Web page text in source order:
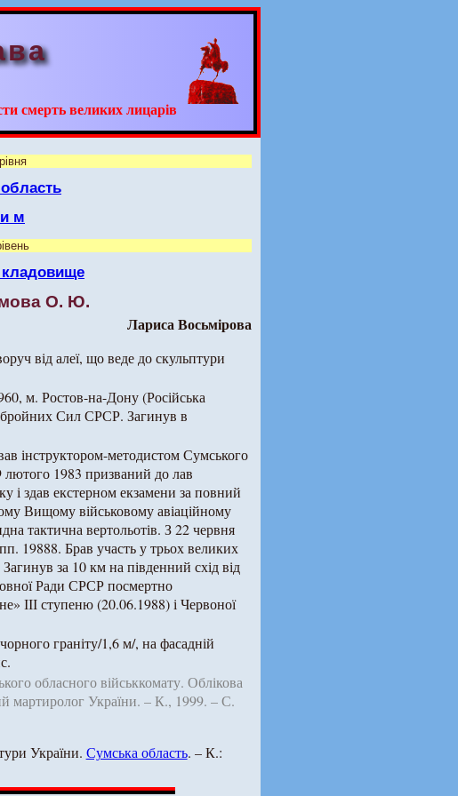
смерть великих лицарів
м
О. Ю.
Лариса Восьмірова
від алеї, що веде до скульптури
м. Ростов-на-Дону (Російська
Сил СРСР. Загинув в
інструктором-методистом Сумського
1983 призваний до лав
і здав екстерном екзамени за повний
Вищому військовому авіаційному
тактична вертольотів. З 22 червня
19888. Брав участь у трьох великих
за 10 км на південний схід від
Ради СРСР посмертно
ІІІ ступеню (20.06.1988) і Червоної
граніту/1,6 м/, на фасадній
обласного військкомату. Облікова
мартиролог України. – К., 1999. – С.
України. Сумська область. – К.: